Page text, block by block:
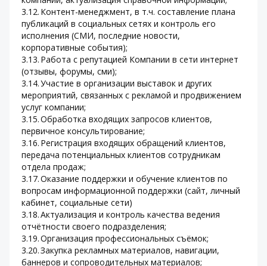
3.12.	Контент-менеджмент, в т.ч. составление плана
публикаций в социальных сетях и контроль его
исполнения (СМИ, последние новости,
корпоративные события);
3.13.	Работа с репутацией Компании в сети интернет
(отзывы, форумы, сми);
3.14.	Участие в организации выставок и других
мероприятий, связанных с рекламой и продвижением
услуг компании;
3.15.	Обработка входящих запросов клиентов,
первичное консультирование;
3.16.	Регистрация входящих обращений клиентов,
передача потенциальных клиентов сотрудникам
отдела продаж;
3.17.	Оказание поддержки и обучение клиентов по
вопросам информационной поддержки (сайт, личный
кабинет, социальные сети)
3.18.	Актуализация и контроль качества ведения
отчётности своего подразделения;
3.19.	Организация профессиональных съёмок;
3.20.	Закупка рекламных материалов, навигации,
баннеров и сопроводительных материалов;